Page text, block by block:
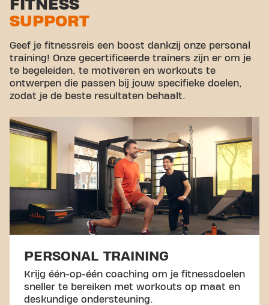
Virtual cycling
Rondleiding
FITNESS
SUPPORT
Geef je fitnessreis een boost dankzij onze personal
training! Onze gecertificeerde trainers zijn er om je
te begeleiden, te motiveren en workouts te
ontwerpen die passen bij jouw specifieke doelen,
zodat je de beste resultaten behaalt.
PERSONAL TRAINING
Krijg één-op-één coaching om je fitnessdoelen
sneller te bereiken met workouts op maat en
deskundige ondersteuning.